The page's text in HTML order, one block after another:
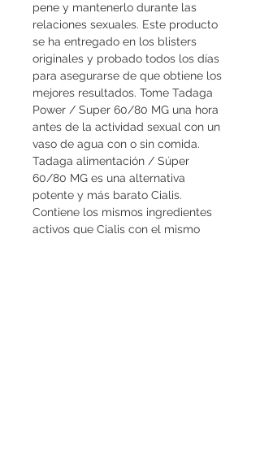
pene y mantenerlo durante las
relaciones sexuales. Este producto
se ha entregado en los blisters
originales y probado todos los días
para asegurarse de que obtiene los
mejores resultados. Tome Tadaga
Power / Super 60/80 MG una hora
antes de la actividad sexual con un
vaso de agua con o sin comida.
Tadaga alimentación / Súper
60/80 MG es una alternativa
potente y más barato Cialis.
Contiene los mismos ingredientes
activos que Cialis con el mismo